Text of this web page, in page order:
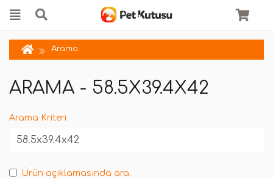
Arama
ARAMA - 58.5X39.4X42
Arama Kriteri
Ürün açıklamasında ara.